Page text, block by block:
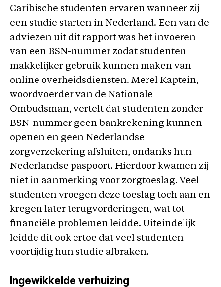
Caribische studenten ervaren wanneer zij
een studie starten in Nederland. Een van de
adviezen uit dit rapport was het invoeren
van een BSN-nummer zodat studenten
makkelijker gebruik kunnen maken van
online overheidsdiensten. Merel Kaptein,
woordvoerder van de Nationale
Ombudsman, vertelt dat studenten zonder
BSN-nummer geen bankrekening kunnen
openen en geen Nederlandse
zorgverzekering afsluiten, ondanks hun
Nederlandse paspoort. Hierdoor kwamen zij
niet in aanmerking voor zorgtoeslag. Veel
studenten vroegen deze toeslag toch aan en
kregen later terugvorderingen, wat tot
financiële problemen leidde. Uiteindelijk
leidde dit ook ertoe dat veel studenten
voortijdig hun studie afbraken.
Ingewikkelde verhuizing